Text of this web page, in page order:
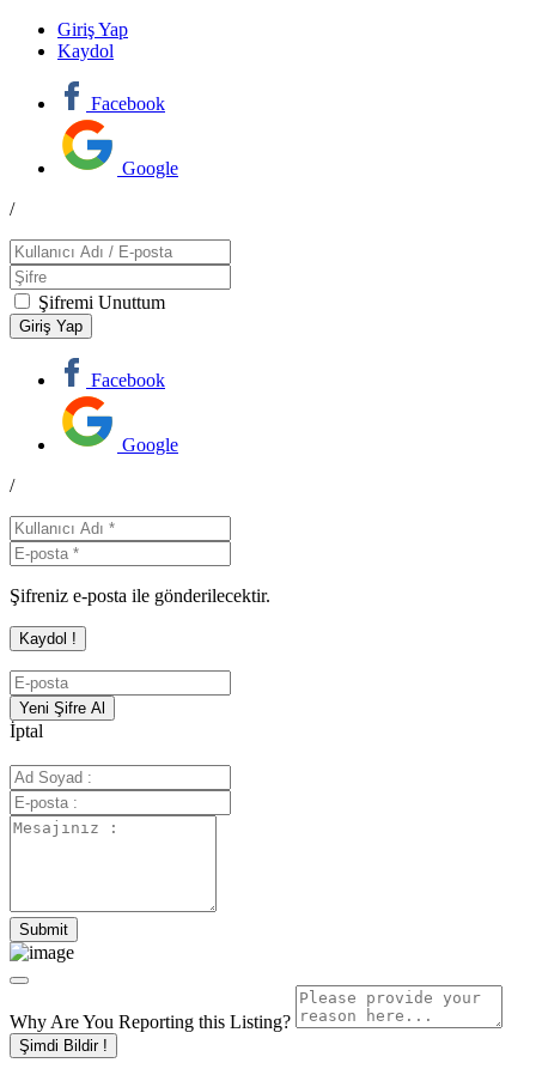
Giriş Yap
Kaydol
Facebook
Google
/
Şifremi Unuttum
Facebook
Google
/
Şifreniz e-posta ile gönderilecektir.
İptal
Why Are You Reporting this Listing?
Şimdi Bildir !